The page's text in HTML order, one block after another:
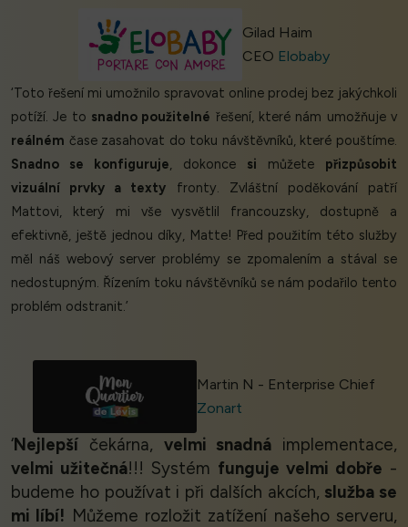
Gilad Haim
CEO Elobaby
‘Toto řešení mi umožnilo spravovat online prodej bez jakýchkoli
potíží. Je to snadno použitelné řešení, které nám umožňuje v
reálném čase zasahovat do toku návštěvníků, které pouštíme.
Snadno se konfiguruje, dokonce si můžete přizpůsobit
vizuální prvky a texty fronty. Zvláštní poděkování patří
Mattovi, který mi vše vysvětlil francouzsky, dostupně a
efektivně, ještě jednou díky, Matte! Před použitím této služby
měl náš webový server problémy se zpomalením a stával se
nedostupným. Řízením toku návštěvníků se nám podařilo tento
problém odstranit.’
Martin N - Enterprise Chief
Zonart
‘Nejlepší čekárna, velmi snadná implementace,
velmi užitečná!!! Systém funguje velmi dobře -
budeme ho používat i při dalších akcích, služba se
mi líbí! Můžeme rozložit zatížení našeho serveru,